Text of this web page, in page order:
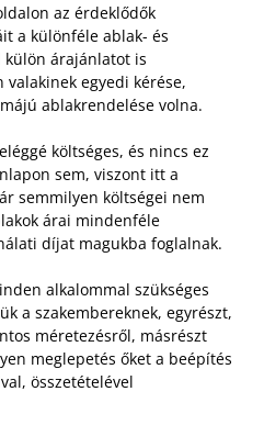
az érdeklődők
a különféle ablak- és
árajánlatot is
egyedi kérése,
ablakrendelése volna.
költséges, és nincs ez
sem, viszont itt a
semmilyen költségei nem
árai mindenféle
díjat magukba foglalnak.
alkalommal szükséges
a szakembereknek, egyrészt,
méretezésről, másrészt
meglepetés őket a beépítés
összetételével